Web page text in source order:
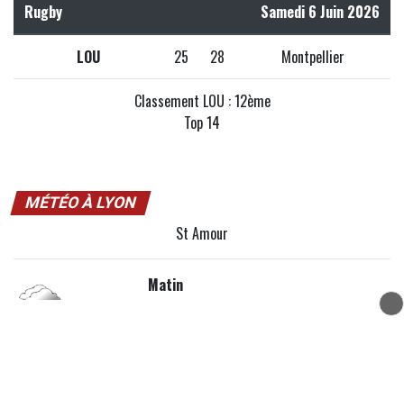
Rugby Samedi 6 Juin 2026
LOU 25 28 Montpellier
Classement LOU : 12ème
Top 14
MÉTÉO À LYON
St Amour
Matin